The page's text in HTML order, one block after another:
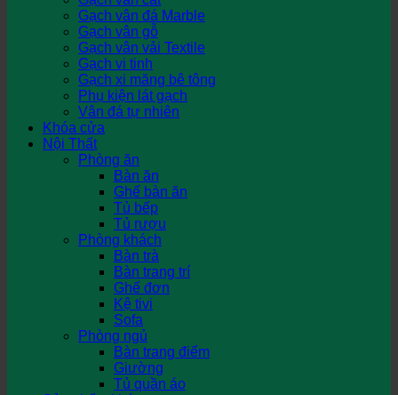
Gạch vân đá Marble
Gạch vân gỗ
Gạch vân vải Textile
Gạch vi tinh
Gạch xi măng bê tông
Phụ kiện lát gạch
Vân đá tự nhiên
Khóa cửa
Nội Thất
Phòng ăn
Bàn ăn
Ghế bàn ăn
Tủ bếp
Tủ rượu
Phòng khách
Bàn trà
Bàn trang trí
Ghế đơn
Kệ tivi
Sofa
Phòng ngủ
Bàn trang điểm
Giường
Tủ quần áo